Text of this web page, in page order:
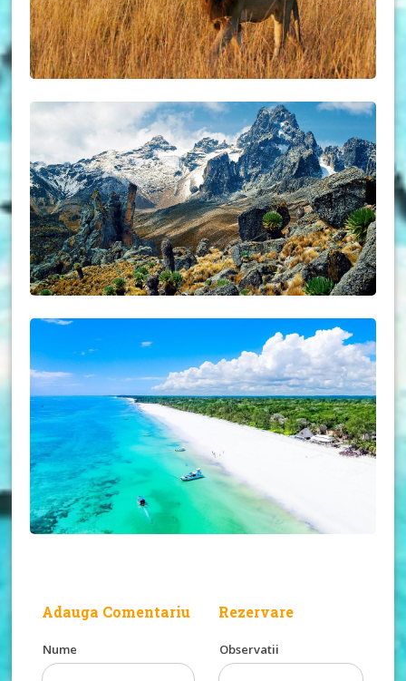
Adauga Comentariu
Nume
Rezervare
Observatii